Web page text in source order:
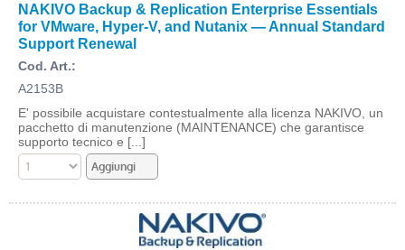
NAKIVO Backup & Replication Enterprise Essentials
for VMware, Hyper-V, and Nutanix — Annual Standard
Support Renewal
Cod. Art.:
A2153B
E' possibile acquistare contestualmente alla licenza NAKIVO, un
pacchetto di manutenzione (MAINTENANCE) che garantisce
supporto tecnico e [...]